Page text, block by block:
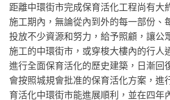
距離中環街市完成保育活化工程尚有大
施工期內，無論從內到外的每一部份、
投放不少資源和努力，給予照顧，讓公
施工的中環街市，或穿梭大樓內的行人
進行全面保育活化的歷史建築，日漸回
會按照城規會批准的保育活化方案，進
育活化中環街市能進展順利，並在四年